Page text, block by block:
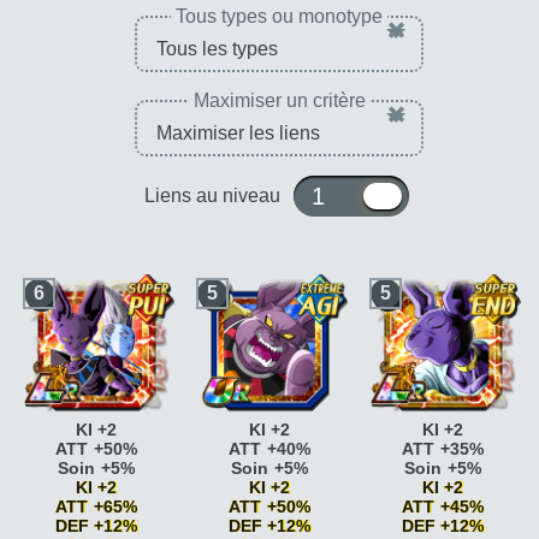
Tous types ou monotype ×
Maximiser un critère ×
Liens au niveau 1 ou 10
6
KI +2
ATT +50%
Soin +5%
KI +2
ATT +65%
DEF +12%
5
KI +2
ATT +40%
Soin +5%
KI +2
ATT +50%
DEF +12%
5
KI +2
ATT +35%
Soin +5%
KI +2
ATT +45%
DEF +12%